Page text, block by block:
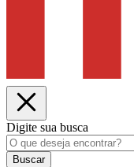
Digite sua busca
Buscar